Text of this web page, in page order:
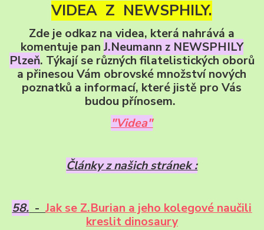
VIDEA Z NEWSPHILY.
Zde je odkaz na videa, která nahrává a
komentuje pan J.Neumann z NEWSPHILY
Plzeň. Týkají se různých filatelistických oborů
a přinesou Vám obrovské množství nových
poznatků a informací, které jistě pro Vás
budou přínosem.
"Videa"
Články z našich stránek :
58. -Jak se Z.Burian a jeho kolegové naučili
kreslit dinosaury